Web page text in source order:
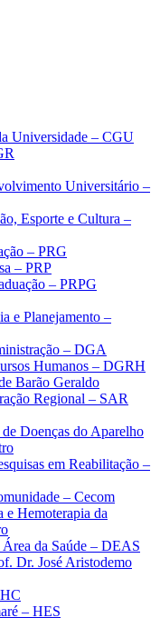
Universidade – CGU
Universitário –
Esporte e Cultura –
– PRG
– PRP
– PRPG
e Planejamento –
– DGA
Humanos – DGRH
Barão Geraldo
Regional – SAR
Doenças do Aparelho
em Reabilitação –
– Cecom
e Hemoterapia da
da Saúde – DEAS
Dr. José Aristodemo
– HES